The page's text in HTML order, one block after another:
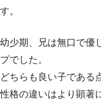
す。
幼少期、兄は無口で優
プでした。
どちらも良い子である
性格の違いはより顕著